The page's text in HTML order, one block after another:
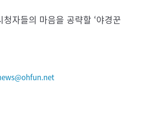
자들의 마음을 공략할 ‘야경꾼